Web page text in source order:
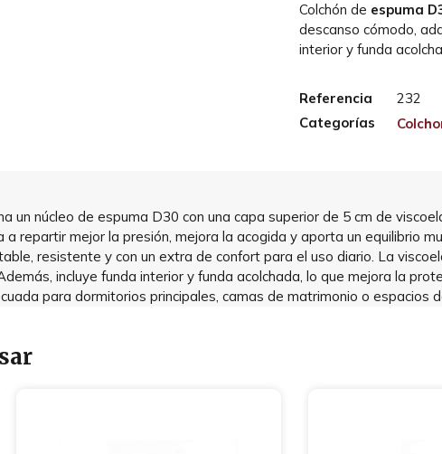
Colchón de espuma
descanso cómodo,
interior y funda
Referencia
232
Categorías
un núcleo de espuma D30 con una capa superior de 5 cm de
repartir mejor la presión, mejora la acogida y aporta un equilibrio
resistente y con un extra de confort para el uso diario. La
incluye funda interior y funda acolchada, lo que mejora la
para dormitorios principales, camas de matrimonio o espacios